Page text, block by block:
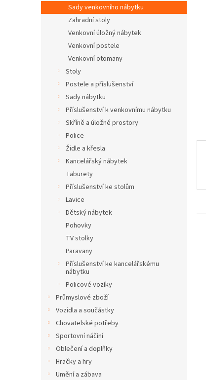
a
Sady venkovního nábytku
Zahradní stoly
Venkovní úložný nábytek
Venkovní postele
Venkovní otomany
Stoly
Postele a příslušenství
Sady nábytku
Příslušenství k venkovnímu nábytku
Skříně a úložné prostory
Police
Židle a křesla
Kancelářský nábytek
Taburety
Příslušenství ke stolům
Lavice
Dětský nábytek
Pohovky
TV stolky
Paravany
Příslušenství ke kancelářskému
nábytku
Policové vozíky
Průmyslové zboží
Vozidla a součástky
Chovatelské potřeby
Sportovní náčiní
Oblečení a doplňky
Hračky a hry
Umění a zábava